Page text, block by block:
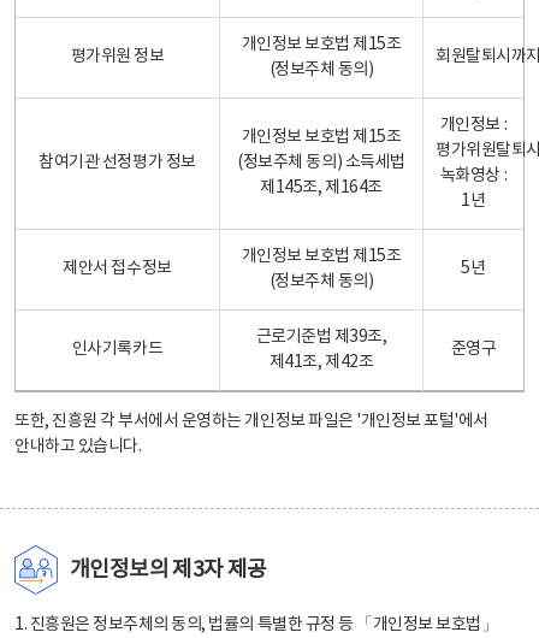
평가위원 정보
개인정보 보호법 제15조
(정보주체 동의)
회원탈퇴시까
참여기관 선정평가 정보
개인정보 보호법 제15조
(정보주체 동의) 소득세법
제145조, 제164조
개인정보 :
평가위원탈퇴
녹화영상 :
1년
제안서 접수정보
개인정보 보호법 제15조
(정보주체 동의)
5년
인사기록카드
근로기준법 제39조,
제41조, 제42조
준영구
또한, 진흥원 각 부서에서 운영하는 개인정보 파일은 '개인정보 포털'에서
안내하고 있습니다.
개인정보의 제3자 제공
1. 진흥원은 정보주체의 동의, 법률의 특별한 규정 등 「개인정보 보호법」